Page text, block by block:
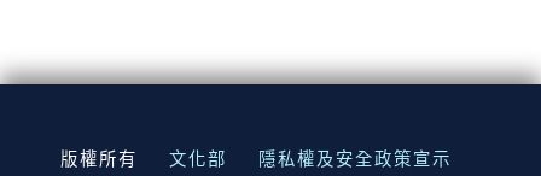
:::
版權所有 文化部
隱私權及安全政策宣示